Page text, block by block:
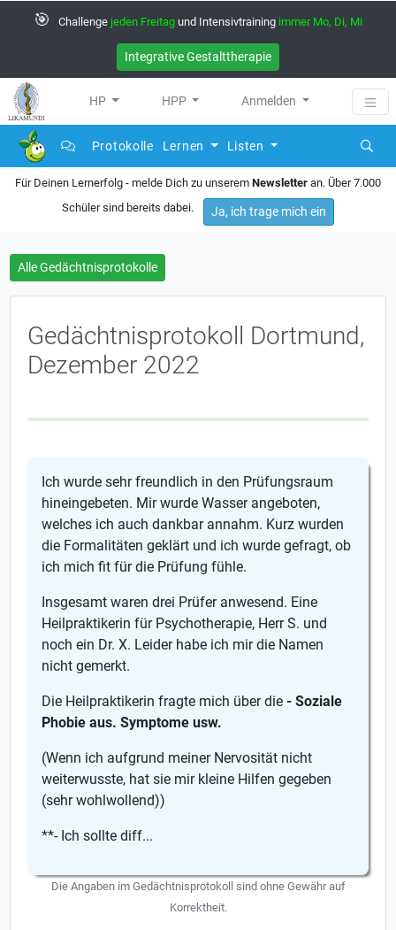
🎯 Challenge jeden Freitag und Intensivtraining immer Mo, Di, Mi
Integrative Gestalttherapie
HP HPP Anmelden
Protokolle Lernen Listen
Für Deinen Lernerfolg - melde Dich zu unserem Newsletter an. Über 7.000
Schüler sind bereits dabei.
Ja, ich trage mich ein
Alle Gedächtnisprotokolle
Gedächtnisprotokoll Dortmund,
Dezember 2022
Ich wurde sehr freundlich in den Prüfungsraum
hineingebeten. Mir wurde Wasser angeboten,
welches ich auch dankbar annahm. Kurz wurden
die Formalitäten geklärt und ich wurde gefragt, ob
ich mich fit für die Prüfung fühle.
Insgesamt waren drei Prüfer anwesend. Eine
Heilpraktikerin für Psychotherapie, Herr S. und
noch ein Dr. X. Leider habe ich mir die Namen
nicht gemerkt.
Die Heilpraktikerin fragte mich über die- Soziale
Phobie aus. Symptome usw.
(Wenn ich aufgrund meiner Nervosität nicht
weiterwusste, hat sie mir kleine Hilfen gegeben
(sehr wohlwollend))
**- Ich sollte diff...
Die Angaben im Gedächtnisprotokoll sind ohne Gewähr auf
Korrektheit.